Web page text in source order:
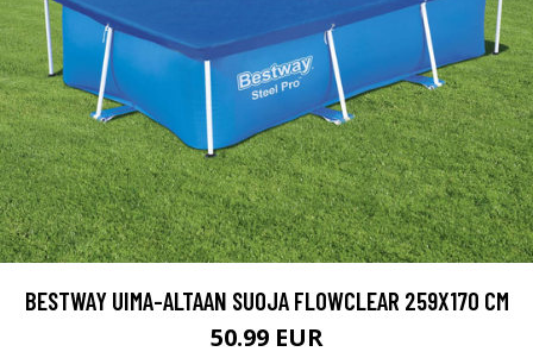
BESTWAY UIMA-ALTAAN SUOJA FLOWCLEAR 259X170 CM
50.99 EUR